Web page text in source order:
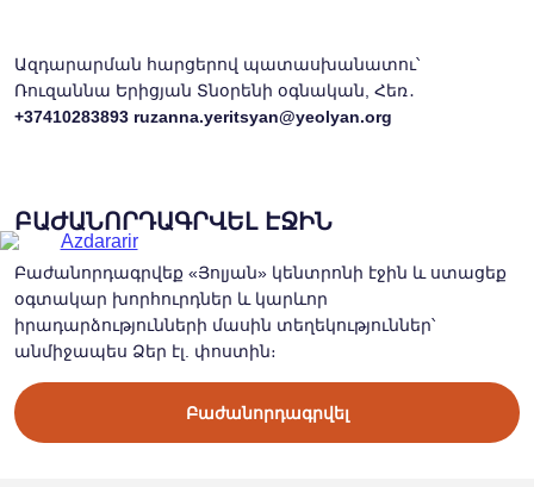
Ազդարարման հարցերով պատասխանատու՝
Ռուզաննա Երիցյան Տնօրենի օգնական, Հեռ․
+37410283893 ruzanna.yeritsyan@yeolyan.org
ԲԱԺԱՆՈՐԴԱԳՐՎԵԼ ԷՋԻՆ
Բաժանորդագրվեք «Յոլյան» կենտրոնի էջին և ստացեք
օգտակար խորհուրդներ և կարևոր
իրադարձությունների մասին տեղեկություններ՝
անմիջապես Ձեր էլ. փոստին։
Բաժանորդագրվել